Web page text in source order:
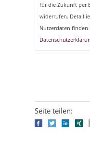
für die Zukunft per
widerrufen.
Nutzerdaten finden
Seite teilen:
FacebookTwitter